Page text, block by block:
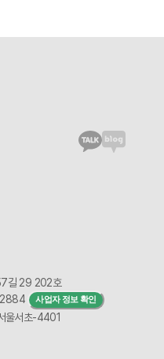
길 29 202호
사업자 정보 확인
울서초-4401